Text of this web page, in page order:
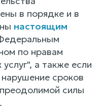
в порядке и в
настоящим
по нравам
а также если
сроков
силы